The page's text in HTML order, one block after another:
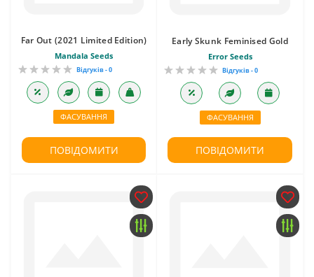
Far Out (2021 Limited Edition)
Mandala Seeds
Відгуків - 0
ФАСУВАННЯ
ПОВІДОМИТИ
Early Skunk Feminised Gold
Error Seeds
Відгуків - 0
ФАСУВАННЯ
ПОВІДОМИТИ